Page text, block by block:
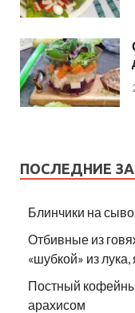
ПОСЛЕДНИЕ
Блинчики на
Отбивные из
«шубкой» из
Постный
арахисом